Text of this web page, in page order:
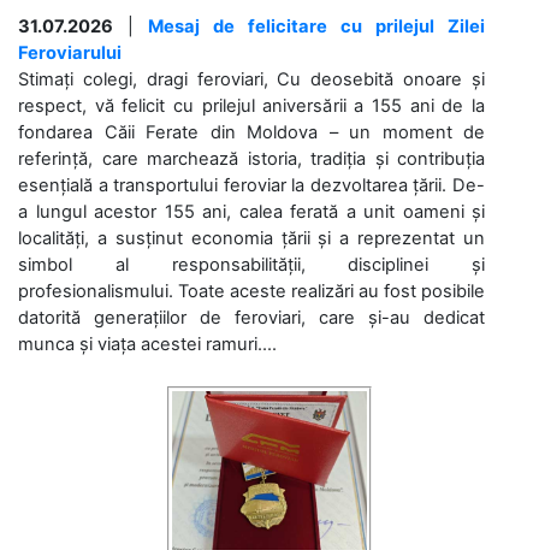
31.07.2026
Mesaj de felicitare cu prilejul Zilei
Feroviarului
Stimați colegi, dragi feroviari, Cu deosebită onoare și
respect, vă felicit cu prilejul aniversării a 155 ani de la
fondarea Căii Ferate din Moldova – un moment de
referință, care marchează istoria, tradiția și contribuția
esențială a transportului feroviar la dezvoltarea țării. De-
a lungul acestor 155 ani, calea ferată a unit oameni și
localități, a susținut economia țării și a reprezentat un
simbol al responsabilității, disciplinei și
profesionalismului. Toate aceste realizări au fost posibile
datorită generațiilor de feroviari, care și-au dedicat
munca și viața acestei ramuri....